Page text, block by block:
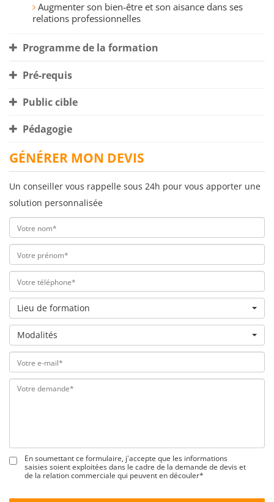
Augmenter son bien-être et son aisance dans ses
relations professionnelles
Programme de la formation
Pré-requis
Public cible
Pédagogie
GÉNÉRER MON DEVIS
Un conseiller vous rappelle sous 24h pour vous apporter une
solution personnalisée
Lieu de formation
Modalités
En soumettant ce formulaire, j'accepte que les informations
saisies soient exploitées dans le cadre de la demande de devis et
de la relation commerciale qui peuvent en découler*